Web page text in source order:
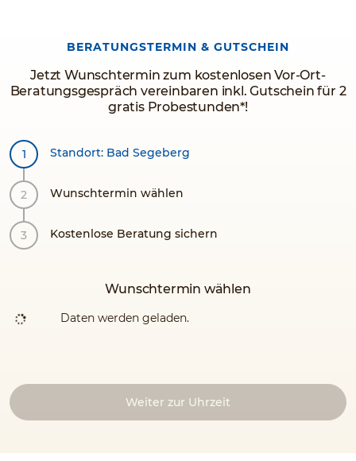
BERATUNGSTERMIN & GUTSCHEIN
Jetzt Wunschtermin zum kostenlosen Vor-Ort-
Beratungsgespräch vereinbaren inkl. Gutschein für 2
gratis Probestunden*!
Standort: Bad Segeberg
Wunschtermin wählen
Kostenlose Beratung sichern
Wunschtermin wählen
Daten werden geladen.
Weiter zur Uhrzeit